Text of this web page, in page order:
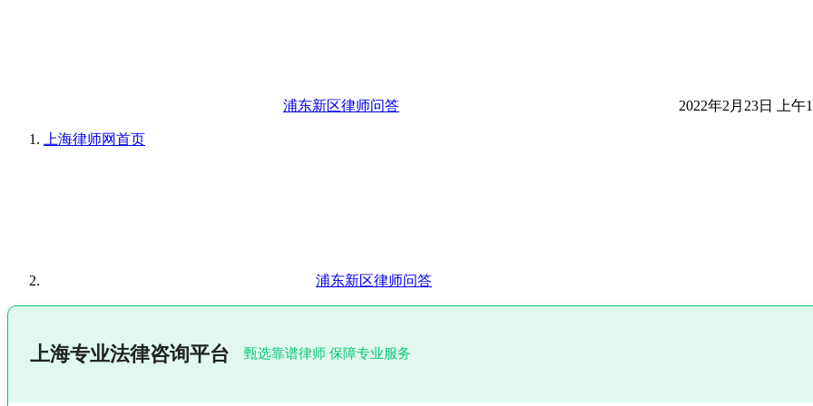
浦东新区律师问答 2022年2月23日 上午
上海律师网首页
浦东新区律师问答
上海专业法律咨询平台 甄选靠谱律师 保障专业服务